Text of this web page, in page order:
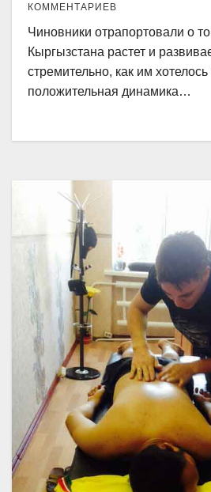
КОММЕНТАРИЕВ
Чиновники отрапортовали о
Кыргызстана растет и
стремительно, как им
положительная динамика…